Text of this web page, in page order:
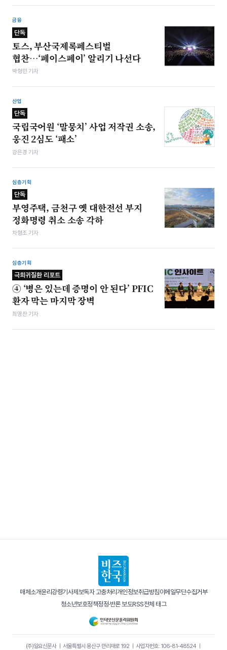
금융
단독
토스, 부산국제록페스티벌
협찬…‘페이스페이’ 알리기 나선다
박형민 기자
산업
단독
국립국어원 ‘말뭉치’ 사업 저작권 소송,
웅진 2심도 ‘패소’
강은경 기자
심층기획
단독
부영주택, 금천구 옛 대한전선 부지
정화명령 취소 소송 각하
차형조 기자
심층기획
극희귀질환 리포트
④ ‘병은 있는데 증명이 안 된다’ PFIC
환자 막는 마지막 장벽
최영찬 기자
매체소개윤리강령기사제보독자 고충처리개인정보취급방침이메일무단수집거부
청소년보호정책정정·반론 보도RSS전체 태그
(주)일요신문사｜ 서울특별시 용산구 만리재로 192｜ 사업자번호: 106-81-48524｜